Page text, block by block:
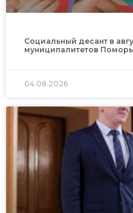
Социальный десант в
муниципалитетов
04.08.2026